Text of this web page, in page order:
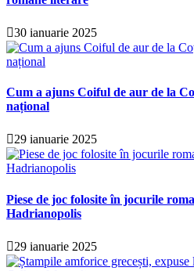
30 ianuarie 2025
Cum a ajuns Coiful de aur de la
național
29 ianuarie 2025
Piese de joc folosite în jocurile
Hadrianopolis
29 ianuarie 2025